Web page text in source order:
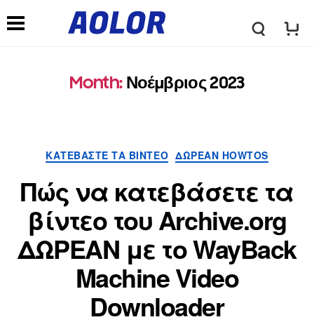
λ
ό
τ
υ
π
Month: Νοέμβριος 2023
Κατηγορίες
ΚΑΤΕΒΆΣΤΕ ΤΑ ΒΊΝΤΕΟ ΔΩΡΕΆΝ HOWTOS
Πώς να κατεβάσετε τα
βίντεο του Archive.org
ΔΩΡΕΑΝ με το WayBack
Machine Video
Downloader